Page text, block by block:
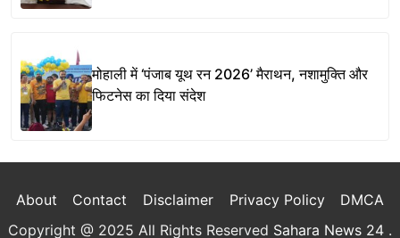
मोहाली में ‘पंजाब यूथ रन 2026’ मैराथन, नशामुक्ति और
फिटनेस का दिया संदेश
About Contact Disclaimer Privacy Policy
DMCA
Copyright @ 2025 All Rights Reserved Sahara News 24 .